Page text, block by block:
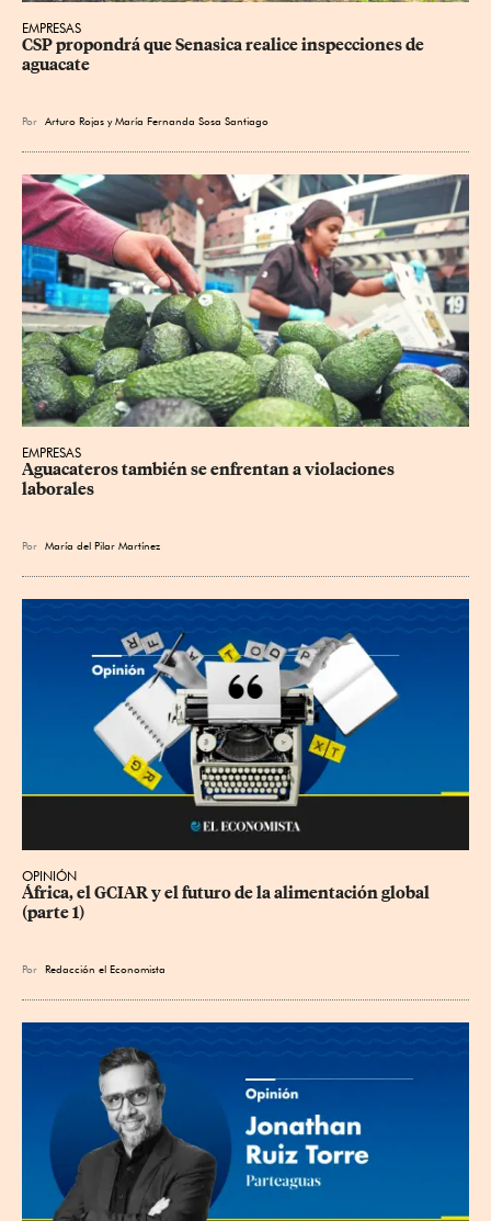
EMPRESAS
CSP propondrá que Senasica realice inspecciones de
aguacate
Por Arturo Rojas yMaría Fernanda Sosa Santiago
EMPRESAS
Aguacateros también se enfrentan a violaciones
laborales
Por María del Pilar Martínez
OPINIÓN
África, el GCIAR y el futuro de la alimentación global
(parte 1)
Por Redacción el Economista